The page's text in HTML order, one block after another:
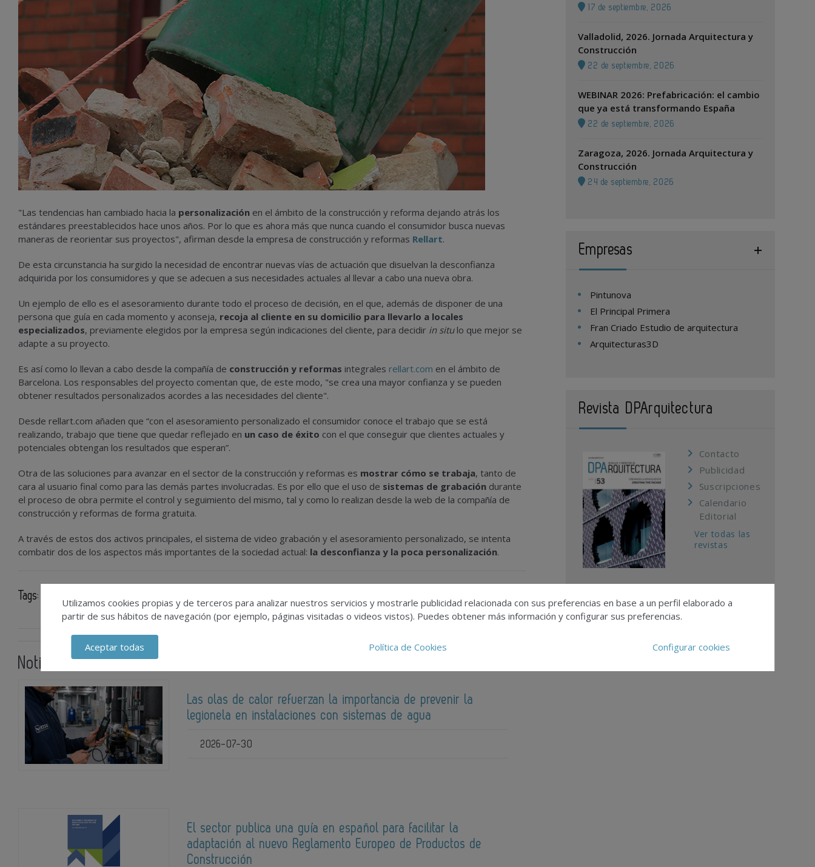
"Las tendencias han cambiado hacia la personalización en el ámbito de la construcción y reforma dejando atrás los
estándares preestablecidos hace unos años. Por lo que es ahora más que nunca cuando el consumidor busca nuevas
maneras de reorientar sus proyectos", afirman desde la empresa de construcción y reformas Rellart.
De esta circunstancia ha surgido la necesidad de encontrar nuevas vías de actuación que disuelvan la desconfianza
adquirida por los consumidores y que se adecuen a sus necesidades actuales al llevar a cabo una nueva obra.
Un ejemplo de ello es el asesoramiento durante todo el proceso de decisión, en el que, además de disponer de una
persona que guía en cada momento y aconseja, recoja al cliente en su domicilio para llevarlo a locales
especializados, previamente elegidos por la empresa según indicaciones del cliente, para decidir in situlo que mejor se
adapte a su proyecto.
Es así como lo llevan a cabo desde la compañía de construcción y reformas integrales rellart.com en el ámbito de
Barcelona. Los responsables del proyecto comentan que, de este modo, "se crea una mayor confianza y se pueden
obtener resultados personalizados acordes a las necesidades del cliente".
Desde rellart.com añaden que “con el asesoramiento personalizado el consumidor conoce el trabajo que se está
realizando, trabajo que tiene que quedar reflejado en un caso de éxito con el que conseguir que clientes actuales y
potenciales obtengan los resultados que esperan”.
Otra de las soluciones para avanzar en el sector de la construcción y reformas es mostrar cómo se trabaja, tanto de
cara al usuario final como para las demás partes involucradas. Es por ello que el uso de sistemas de grabación durante
el proceso de obra permite el control y seguimiento del mismo, tal y como lo realizan desde la web de la compañía de
construcción y reformas de forma gratuita.
A través de estos dos activos principales, el sistema de video grabación y el asesoramiento personalizado, se intenta
combatir dos de los aspectos más importantes de la sociedad actual: la desconfianza y la poca personalización.
Tags: rehabilitación de viviendas empresas de rehabilitación
Noticias relacionadas
Las olas de calor refuerzan la importancia de prevenir la
legionela en instalaciones con sistemas de agua
2026-07-30
El sector publica una guía en español para facilitar la
adaptación al nuevo Reglamento Europeo de Productos de
Construcción
17 de septiembre, 2026
Valladolid, 2026. Jornada Arquitectura y
Construcción
22 de septiembre, 2026
WEBINAR 2026: Prefabricación: el cambio
que ya está transformando España
22 de septiembre, 2026
Zaragoza, 2026. Jornada Arquitectura y
Construcción
24 de septiembre, 2026
Empresas
Pintunova
El Principal Primera
Fran Criado Estudio de arquitectura
Arquitecturas3D
Revista DPArquitectura
Contacto
Publicidad
Suscripciones
Calendario
Editorial
Ver todas las
revistas
Utilizamos cookies propias y de terceros para analizar nuestros servicios y mostrarle publicidad relacionada con sus preferencias en base a un perfil elaborado a
partir de sus hábitos de navegación (por ejemplo, páginas visitadas o videos vistos). Puedes obtener más información y configurar sus preferencias.
Aceptar todas Política de Cookies Configurar cookies